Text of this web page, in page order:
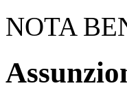
NOTA